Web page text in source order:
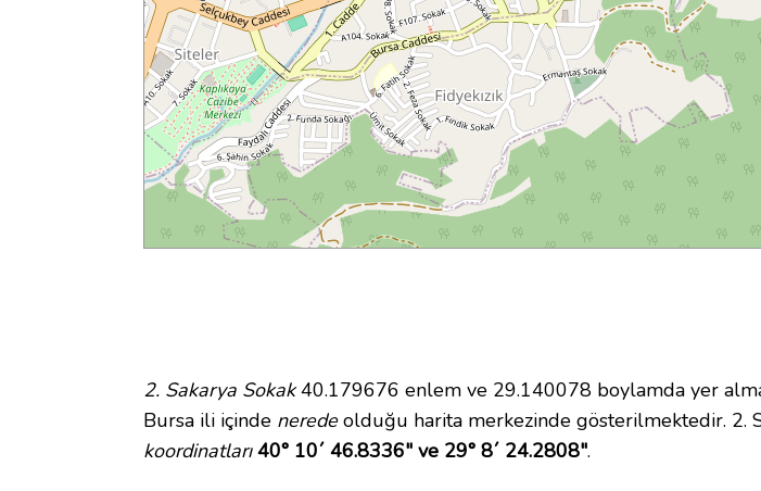
2. Sakarya Sokak40.179676 enlem ve 29.140078 boylamda yer
Bursa ili içinde neredeolduğu harita merkezinde gösterilmektedir. 2.
koordinatları 40° 10´ 46.8336" ve 29° 8´ 24.2808".